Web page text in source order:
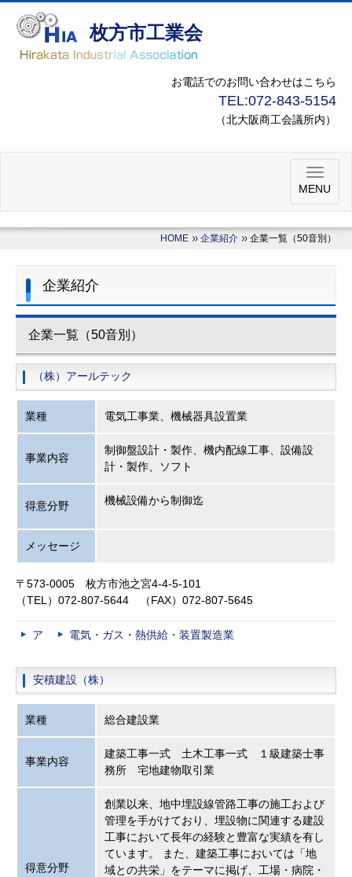
枚方市工業会
お電話でのお問い合わせはこちら
TEL:072-843-5154
（北大阪商工会議所内）
MENU
HOME 企業紹介 企業一覧（50音別）
企業紹介
企業一覧（50音別）
（株）アールテック
業種 電気工事業、機械器具設置業
事業内容
制御盤設計・製作、機内配線工事、設備設
計・製作、ソフト
得意分野 機械設備から制御迄
メッセージ
〒573-0005 枚方市池之宮4-4-5-101
（TEL）072-807-5644 （FAX）072-807-5645
ア 電気・ガス・熱供給・装置製造業
安積建設（株）
業種 総合建設業
事業内容
建築工事一式 土木工事一式 １級建築士事
務所 宅地建物取引業
得意分野
創業以来、地中埋設線管路工事の施工および
管理を手がけており、埋設物に関連する建設
工事において長年の経験と豊富な実績を有し
ています。 また、建築工事においては「地
域との共栄」をテーマに掲げ、工場・病院・